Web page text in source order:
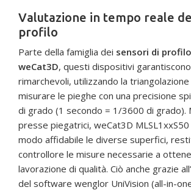
Valutazione in tempo reale
profilo
Parte della famiglia dei sensori di
weCat3D, questi dispositivi
rimarchevoli, utilizzando la
misurare le pieghe con una precisione
di grado (1 secondo = 1/3600 di grado).
presse piegatrici, weCat3D
modo affidabile le diverse superfici,
controllore le misure necessarie a
lavorazione di qualità. Ciò anche grazie
del software wenglor UniVision (all-in-